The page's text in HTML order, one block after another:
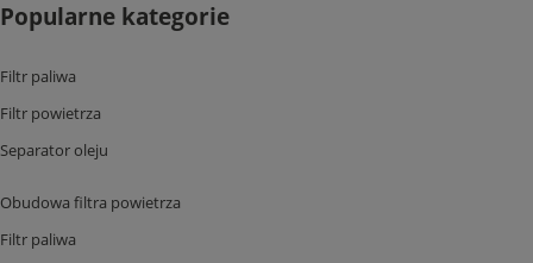
Popularne kategorie
Filtr paliwa
Filtr powietrza
Separator oleju
Obudowa filtra powietrza
Filtr paliwa